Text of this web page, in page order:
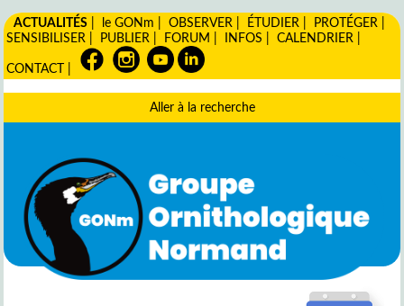
ACTUALITÉS le GONm |OBSERVER ÉTUDIER PROTÉGER
SENSIBILISER
PUBLIER FORUM INFOS |CALENDRIER
CONTACT
Aller à la recherche